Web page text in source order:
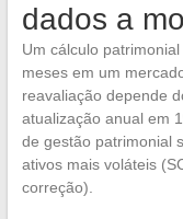
dados a
Um cálculo
meses em um
reavaliação depende
atualização anual em
de gestão patrimonial
ativos mais voláteis
correção).